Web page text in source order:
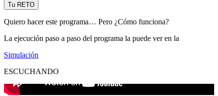
Tu RETO
Quiero hacer este programa… Pero ¿Cómo funciona?
La ejecución paso a paso del programa la puede ver en la
Simulación
ESCUCHANDO